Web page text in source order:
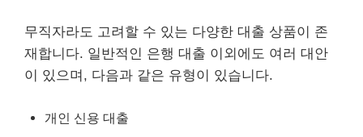
무직자라도 고려할 수 있는 다양한 대출 상품이 존
재합니다. 일반적인 은행 대출 이외에도 여러 대안
이 있으며, 다음과 같은 유형이 있습니다.
개인 신용 대출